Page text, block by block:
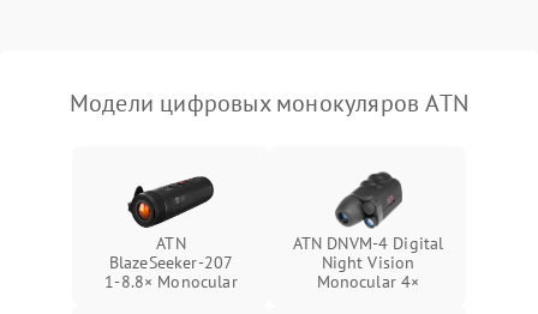
Проблемы с заземлением Подробнее →
Повреждение печатной
Подробнее →
Модели цифровых монокуляров ATN
ATN
BlazeSeeker‑207
1‑8.8× Monocular
ATN DNVM-4 Digital
Night Vision
Monocular 4×